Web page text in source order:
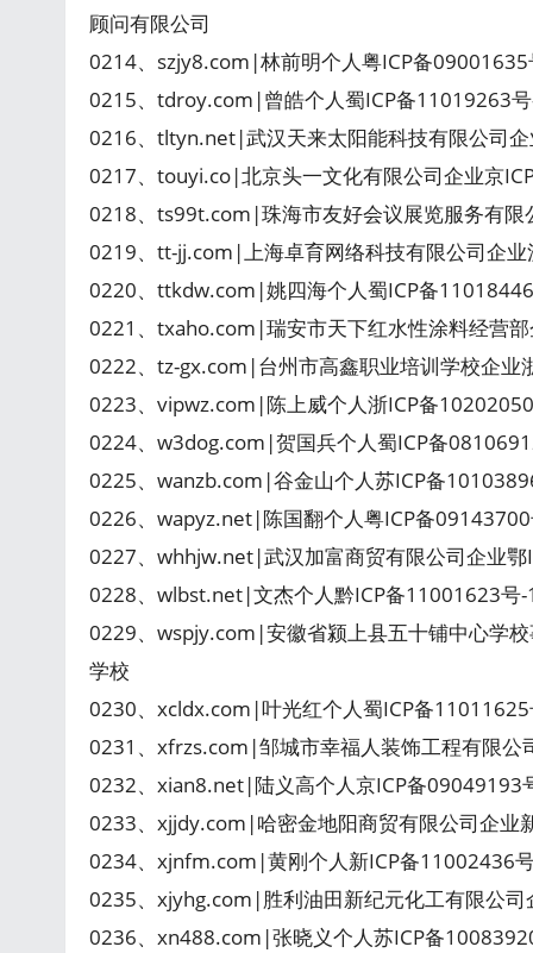
顾问有限公司
0214、szjy8.com|林前明个人粤ICP备
0215、tdroy.com|曾皓个人蜀ICP备11019263
0216、tltyn.net|武汉天来太阳能科技有限公司
0217、touyi.co|北京头一文化有限公司企业京
0218、ts99t.com|珠海市友好会议展览服务有
0219、tt-jj.com|上海卓育网络科技有限公司企
0220、ttkdw.com|姚四海个人蜀ICP备
0221、txaho.com|瑞安市天下红水性涂料经营
0222、tz-gx.com|台州市高鑫职业培训学校企业
0223、vipwz.com|陈上威个人浙ICP备
0224、w3dog.com|贺国兵个人蜀ICP备
0225、wanzb.com|谷金山个人苏ICP备
0226、wapyz.net|陈国翻个人粤ICP备
0227、whhjw.net|武汉加富商贸有限公司企业
0228、wlbst.net|文杰个人黔ICP备11001623号-
0229、wspjy.com|安徽省颍上县五十铺中心学
学校
0230、xcldx.com|叶光红个人蜀ICP备
0231、xfrzs.com|邹城市幸福人装饰工程有限公
0232、xian8.net|陆义高个人京ICP备09049193
0233、xjjdy.com|哈密金地阳商贸有限公司企业
0234、xjnfm.com|黄刚个人新ICP备11002436
0235、xjyhg.com|胜利油田新纪元化工有限公
0236、xn488.com|张晓义个人苏ICP备